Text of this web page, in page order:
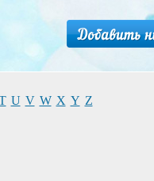
U V W X Y Z